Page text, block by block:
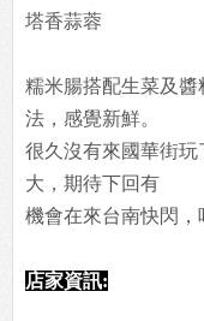
塔香蒜蓉
糯米腸搭配生菜及
法，感覺新鮮。
很久沒有來國華街
大，期待下回有
機會在來台南快閃，
店家資訊: